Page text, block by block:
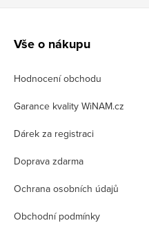
Vše o nákupu
Hodnocení obchodu
Garance kvality WiNAM.cz
Dárek za registraci
Doprava zdarma
Ochrana osobních údajů
Obchodní podmínky